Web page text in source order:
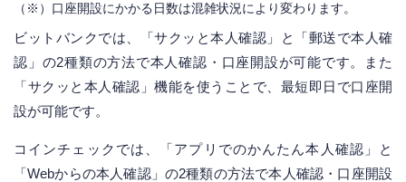
（※）口座開設にかかる日数は混雑状況により変わります。
ビットバンクでは、「サクッと本人確認」と「郵送で本人確
認」の2種類の方法で本人確認・口座開設が可能です。また
「サクッと本人確認」機能を使うことで、最短即日で口座開
設が可能です。
コインチェックでは、「アプリでのかんたん本人確認」と
「Webからの本人確認」の2種類の方法で本人確認・口座開設